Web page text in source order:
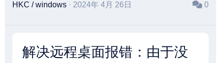
HKC /windows · 2024年 4月 26日 0
解决远程桌面报错：由于没